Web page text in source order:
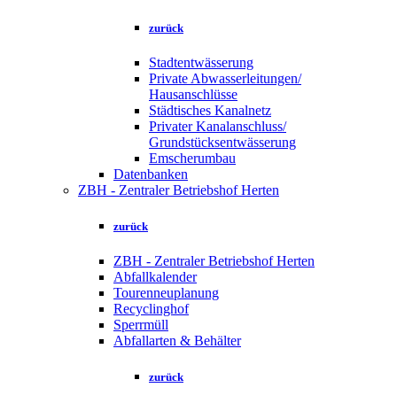
zurück
Stadtentwässerung
Private Abwasserleitungen/
Hausanschlüsse
Städtisches Kanalnetz
Privater Kanalanschluss/
Grundstücksentwässerung
Emscherumbau
Datenbanken
ZBH - Zentraler Betriebshof Herten
zurück
ZBH - Zentraler Betriebshof Herten
Abfallkalender
Tourenneuplanung
Recyclinghof
Sperrmüll
Abfallarten & Behälter
zurück